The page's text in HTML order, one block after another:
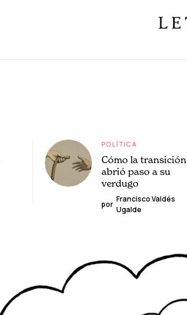
POLÍTICA
Cómo la transición
abrió paso a su
verdugo
por
Francisco Valdés
Ugalde